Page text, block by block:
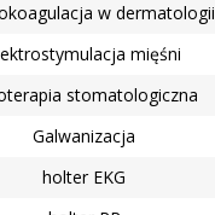
w dermatologii
mięśni
stomatologiczna
Galwanizacja
holter EKG